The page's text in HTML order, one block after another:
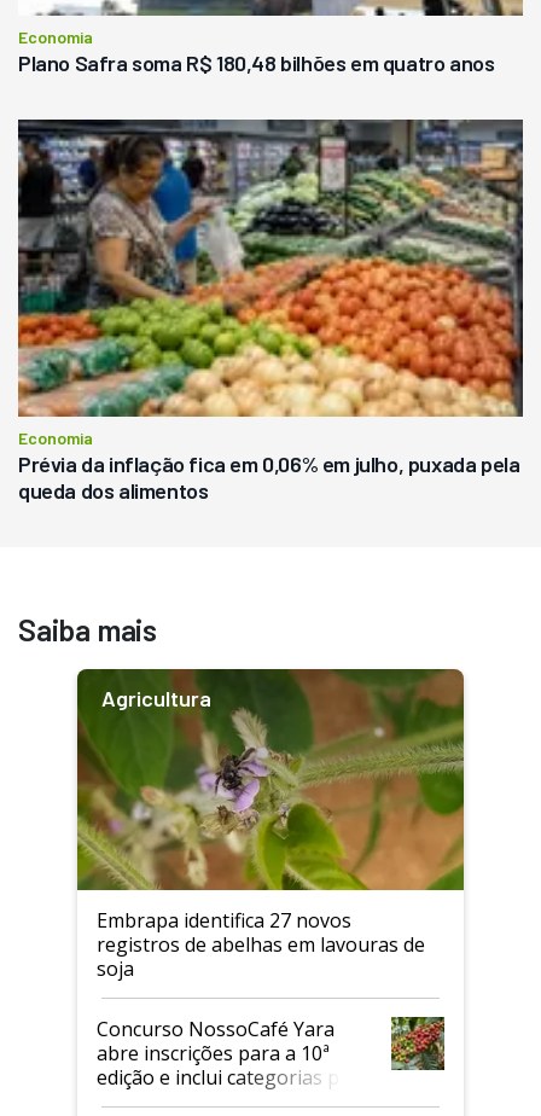
Economia
Plano Safra soma R$ 180,48 bilhões em quatro anos
Economia
Prévia da inflação fica em 0,06% em julho, puxada pela
queda dos alimentos
Saiba mais
Agricultura
Embrapa identifica 27 novos
registros de abelhas em lavouras de
soja
Concurso NossoCafé Yara
abre inscrições para a 10ª
edição e inclui categorias para
cafés Canephora